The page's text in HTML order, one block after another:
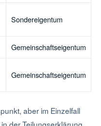
Sondereigentum
Gemeinschaftseigentum
Gemeinschaftseigentum
aber im Einzelfall